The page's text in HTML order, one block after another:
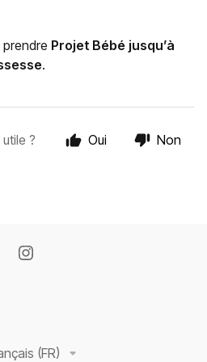
Projet Bébé jusqu’à
.
? Oui Non
(FR)